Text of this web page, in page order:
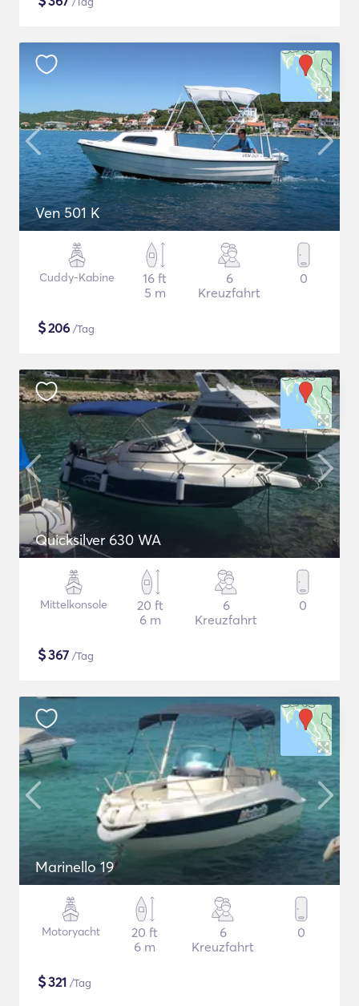
Ven 501 K
Cuddy-Kabine
16 ft
5 m
6
Kreuzfahrt
0
$206 /Tag
Quicksilver 630 WA
Mittelkonsole
20 ft
6 m
6
Kreuzfahrt
0
$367 /Tag
Marinello 19
Motoryacht
20 ft
6 m
6
Kreuzfahrt
0
$321 /Tag